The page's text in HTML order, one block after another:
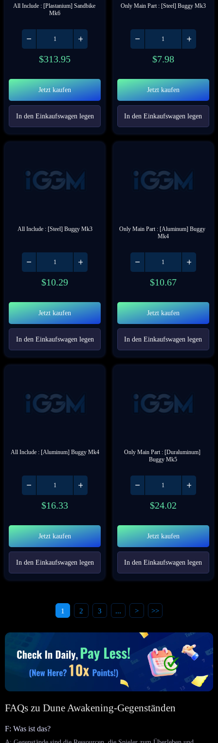
All Include : [Plastanium] Sandbike
Mk6
$313.95
Jetzt kaufen
In den Einkaufswagen legen
Only Main Part : [Steel] Buggy Mk3
$7.98
Jetzt kaufen
In den Einkaufswagen legen
All Include : [Steel] Buggy Mk3
$10.29
Jetzt kaufen
In den Einkaufswagen legen
Only Main Part : [Aluminum] Buggy
Mk4
$10.67
Jetzt kaufen
In den Einkaufswagen legen
All Include : [Aluminum] Buggy Mk4
$16.33
Jetzt kaufen
In den Einkaufswagen legen
Only Main Part : [Duraluminum]
Buggy Mk5
$24.02
Jetzt kaufen
In den Einkaufswagen legen
1 2 3 ... > >>
FAQs zu Dune Awakening-Gegenständen
F: Was ist das?